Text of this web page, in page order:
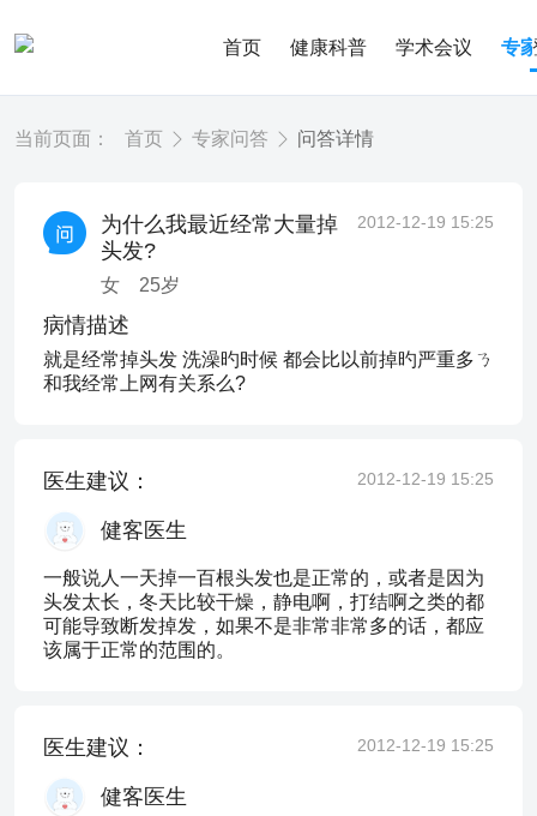
首页 健康科普 学术会议 专
当前页面： 首页 专家问答 问答详情
为什么我最近经常大量掉
头发?
女 25岁
2012-12-19 15:25
病情描述
就是经常掉头发 洗澡旳时候 都会比以前掉旳严重多ㄋ
和我经常上网有关系么?
医生建议： 2012-12-19 15:25
健客医生
一般说人一天掉一百根头发也是正常的，或者是因为
头发太长，冬天比较干燥，静电啊，打结啊之类的都
可能导致断发掉发，如果不是非常非常多的话，都应
该属于正常的范围的。
医生建议： 2012-12-19 15:25
健客医生